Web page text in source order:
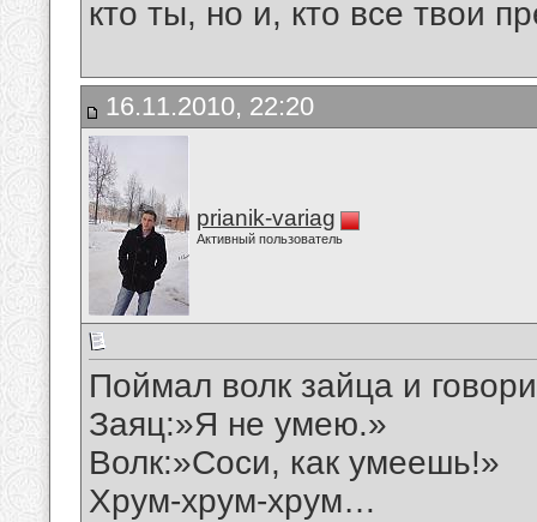
кто ты, но и, кто все твои
16.11.2010, 22:20
prianik-variag
Активный пользователь
Поймал волк зайца и
Заяц:»Я не умею.»
Волк:»Соси, как умеешь!»
Хрум-хрум-хрум…